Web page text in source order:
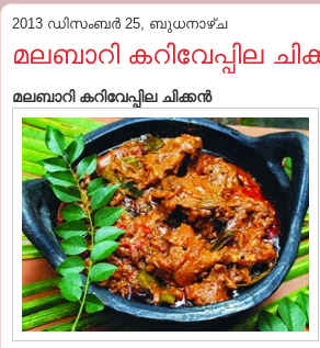
2013 ഡിസംബർ 25, ബുധനാഴ്‌ച
മലബാറി കറിവേപ്പില
മലബാറി കറിവേപ്പില ചിക്കന്‍